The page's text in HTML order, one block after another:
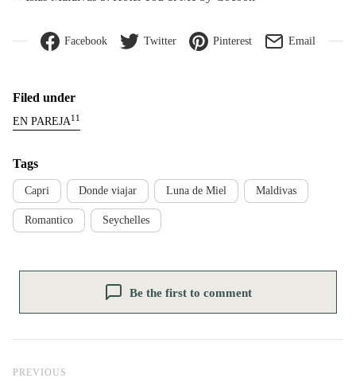
Facebook Twitter Pinterest Email
Filed under
EN PAREJA11
Tags
Capri Donde viajar Luna de Miel Maldivas
Romantico Seychelles
Be the first to comment
Previous Post
PREVIOUS